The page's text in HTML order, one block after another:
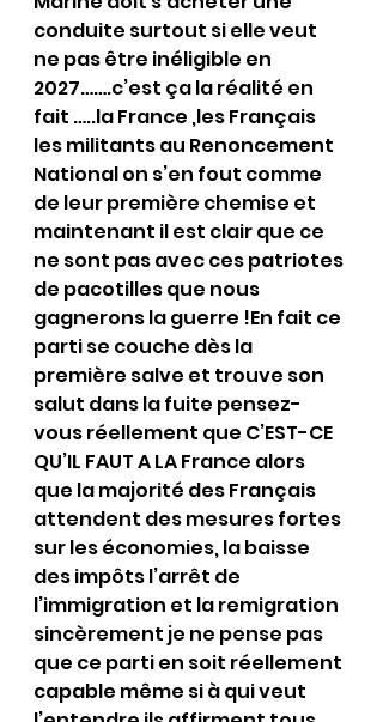
conduite surtout si elle veut
ne pas être inéligible en
2027…….c’est ça la réalité en
fait …..la France ,les Français
les militants au Renoncement
National on s’en fout comme
de leur première chemise et
maintenant il est clair que ce
ne sont pas avec ces patriotes
de pacotilles que nous
gagnerons la guerre !En fait ce
parti se couche dès la
première salve et trouve son
salut dans la fuite pensez-
vous réellement que C’EST-CE
QU’IL FAUT A LA France alors
que la majorité des Français
attendent des mesures fortes
sur les économies, la baisse
des impôts l’arrêt de
l’immigration et la remigration
sincèrement je ne pense pas
que ce parti en soit réellement
capable même si à qui veut